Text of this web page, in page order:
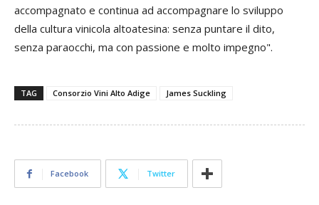
accompagnato e continua ad accompagnare lo sviluppo
della cultura vinicola altoatesina: senza puntare il dito,
senza paraocchi, ma con passione e molto impegno".
TAG Consorzio Vini Alto Adige James Suckling
Facebook Twitter